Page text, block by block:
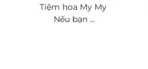
Tiệm hoa My My
Nếu bạn ...